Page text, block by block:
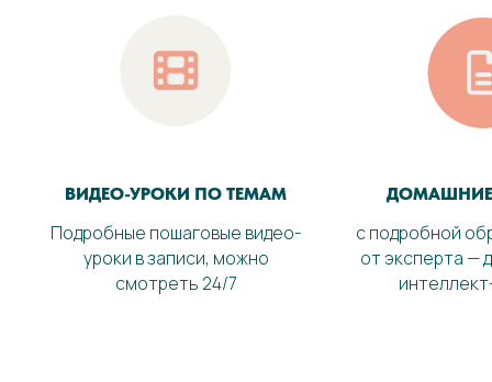
ВИДЕО-УРОКИ ПО ТЕМАМ
Подробные пошаговые видео-
уроки в записи, можно
смотреть 24/7
ДОМАШНИЕ
с подробной
от эксперта —